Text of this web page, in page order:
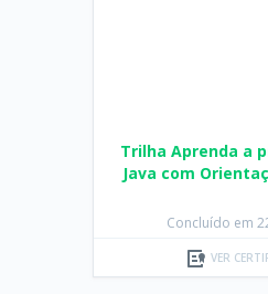
Trilha Aprenda a
Java com
Concluído em
VER